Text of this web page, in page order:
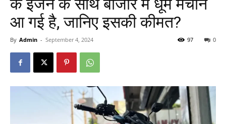
के इंजन के साथ बाजार में धूम मचाने
आ गई है, जानिए इसकी कीमत?
By Admin - September 4, 2024 0
97